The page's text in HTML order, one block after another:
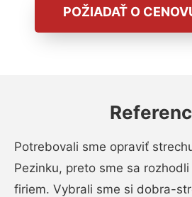
POŽIADAŤ O
Potrebovali sme opraviť
Pezinku, preto sme sa
firiem. Vybrali sme si dobra-